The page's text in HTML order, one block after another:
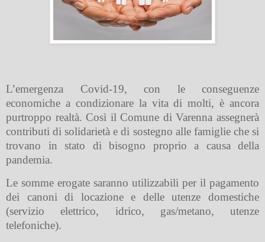
L’emergenza Covid-19, con le conseguenze
economiche a condizionare la vita di molti, è ancora
purtroppo realtà. Così il Comune di Varenna assegnerà
contributi di solidarietà e di sostegno alle famiglie che si
trovano in stato di bisogno proprio a causa della
pandemia.
Le somme erogate saranno utilizzabili per il pagamento
dei canoni di locazione e delle utenze domestiche
(servizio elettrico, idrico, gas/metano, utenze
telefoniche).